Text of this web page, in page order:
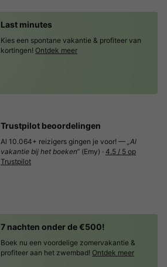
Last minutes
Kies een spontane vakantie & profiteer van
kortingen! Ontdek meer
Trustpilot beoordelingen
Al 10.064+ reizigers gingen je voor! — „Al
vakantie bij het boeken“ (Emy) · 4.5 / 5 op
Trustpilot
7 nachten onder de €500!
Boek nu een voordelige zomervakantie &
profiteer aan het zwembad! Ontdek meer